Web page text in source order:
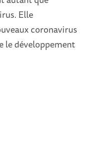
Elle
coronavirus
le développement